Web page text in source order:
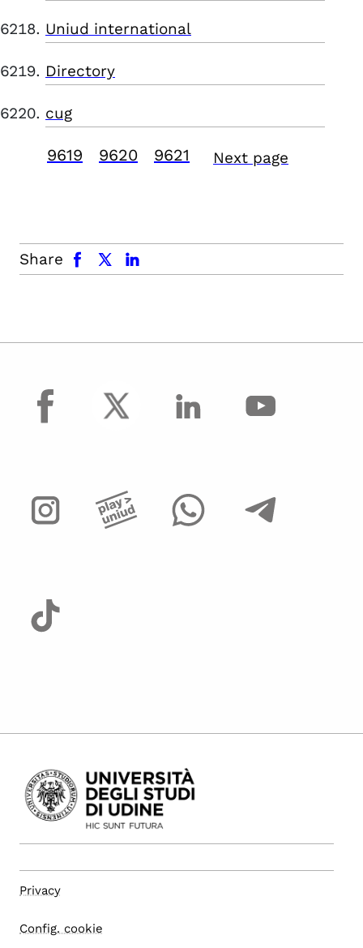
Uniud international
Directory
cug
9619 9620 9621 Next page
Share
facebook x.com linkedin
facebook
Privacy
Config. cookie